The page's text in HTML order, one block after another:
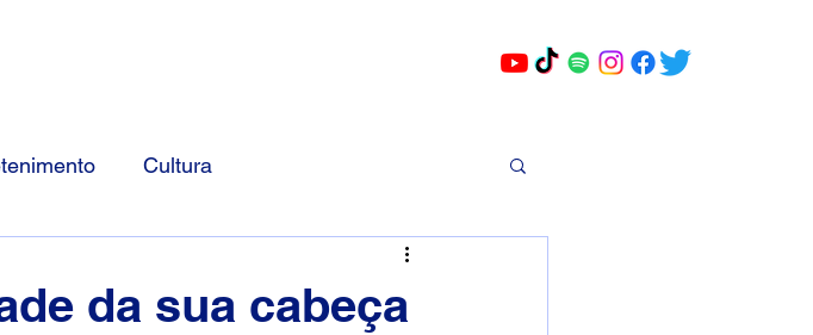
Cultura
da sua cabeça